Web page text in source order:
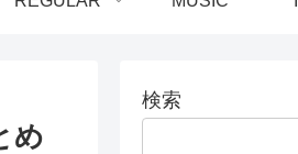
め
検索